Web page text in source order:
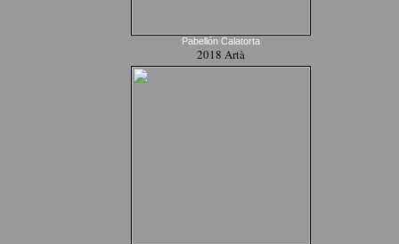
Pabellón Calatorta
2018 Artà